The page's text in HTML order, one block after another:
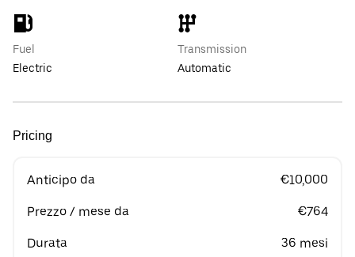
Fuel
Electric
Transmission
Automatic
Pricing
Anticipo da €10,000
Prezzo / mese da €764
Durata 36 mesi